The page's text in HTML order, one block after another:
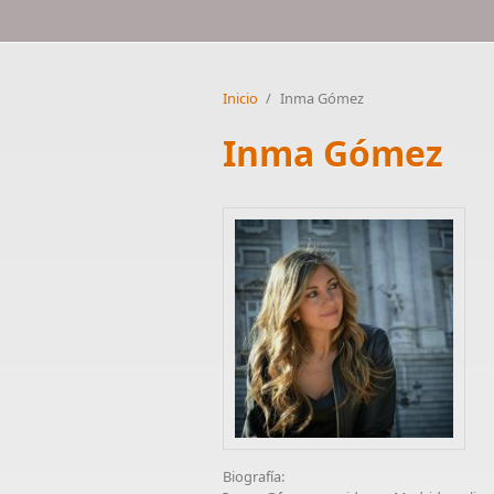
Inicio / Inma Gómez
Inma Gómez
Biografía: